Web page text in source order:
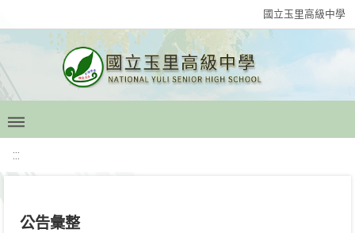
國立玉里高級中學
:::
公告彙整